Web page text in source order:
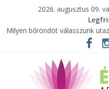
2026. augusztus 09.
Milyen bőröndöt válasszunk
Elérhető zöld energia mindenki
Különleges tömörfa ládák
A zöld forradalom: A mosó- és
szempontjainak erősítése